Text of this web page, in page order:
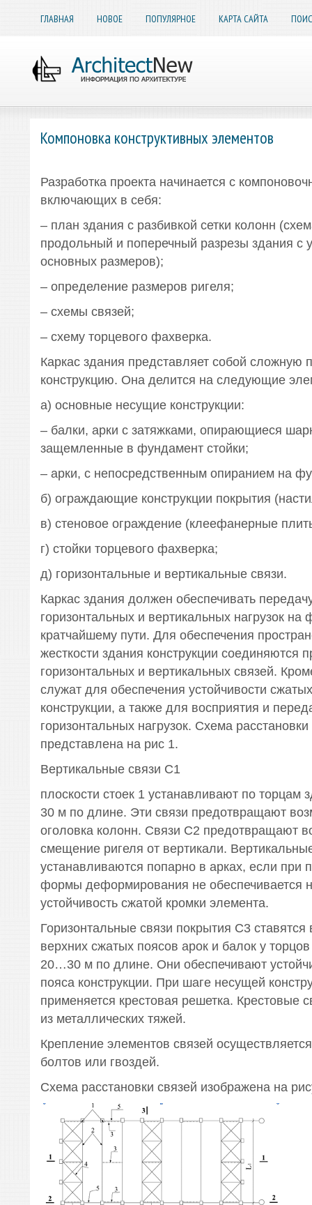
ГЛАВНАЯ НОВОЕ ПОПУЛЯРНОЕ КАРТА САЙТА
Компоновка конструктивных элементов
Разработка проекта начинается с
включающих в себя:
– план здания с разбивкой сетки колонн
продольный и поперечный разрезы здания с
основных размеров);
– определение размеров ригеля;
– схемы связей;
– схему торцевого фахверка.
Каркас здания представляет собой сложную
конструкцию. Она делится на следующие
а) основные несущие конструкции:
– балки, арки с затяжками, опирающиеся
защемленные в фундамент стойки;
– арки, с непосредственным опиранием на
б) ограждающие конструкции покрытия
в) стеновое ограждение (клеефанерные
г) стойки торцевого фахверка;
д) горизонтальные и вертикальные связи.
Каркас здания должен обеспечивать
горизонтальных и вертикальных нагрузок
кратчайшему пути. Для обеспечения
жесткости здания конструкции соединяются
горизонтальных и вертикальных связей.
служат для обеспечения устойчивости
конструкции, а также для восприятия и
горизонтальных нагрузок. Схема расстановки
представлена на рис 1.
Вертикальные связи С1
плоскости стоек 1 устанавливают по торцам
30 м по длине. Эти связи предотвращают
оголовка колонн. Связи С2 предотвращают
смещение ригеля от вертикали.
устанавливаются попарно в арках, если при
формы деформирования не обеспечивается
устойчивость сжатой кромки элемента.
Горизонтальные связи покрытия С3 ставятся
верхних сжатых поясов арок и балок у
20…30 м по длине. Они обеспечивают
пояса конструкции. При шаге несущей
применяется крестовая решетка. Крестовые
из металлических тяжей.
Крепление элементов связей
болтов или гвоздей.
Схема расстановки связей изображена на